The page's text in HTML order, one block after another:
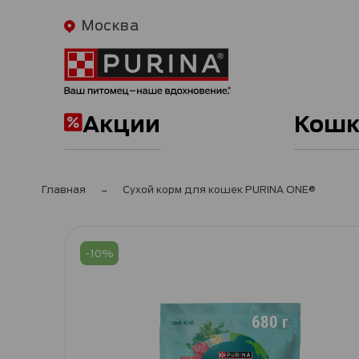
Москва
Акции
Главная Сухой корм для кошек PURINA ONE®
-10%
перейти